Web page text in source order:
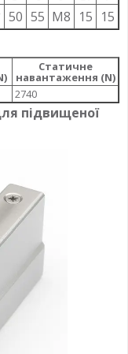
50 55 M8 15 15
Статичне
навантаження (N)
2740
підвищеної